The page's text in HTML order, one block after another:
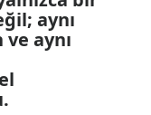
aynı
ve aynı